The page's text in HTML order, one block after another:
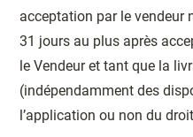
acceptation par le vendeur
31 jours au plus après
le Vendeur et tant que la
(indépendamment des
l’application ou non du